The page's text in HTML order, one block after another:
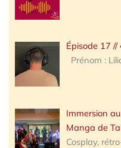
Épisode 17 //
Prénom :
Immersion
Manga de
Cosplay,